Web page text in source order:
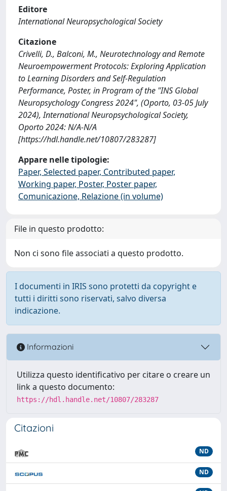
Editore
International Neuropsychological Society
Citazione
Crivelli, D., Balconi, M., Neurotechnology and Remote
Neuroempowerment Protocols: Exploring Application
to Learning Disorders and Self-Regulation
Performance, Poster, in Program of the "INS Global
Neuropsychology Congress 2024", (Oporto, 03-05 July
2024), International Neuropsychological Society,
Oporto 2024: N/A-N/A
[https://hdl.handle.net/10807/283287]
Appare nelle tipologie:
Paper, Selected paper, Contributed paper,
Working paper, Poster, Poster paper,
Comunicazione, Relazione (in volume)
File in questo prodotto:
Non ci sono file associati a questo prodotto.
I documenti in IRIS sono protetti da copyright e
tutti i diritti sono riservati, salvo diversa
indicazione.
Informazioni
Utilizza questo identificativo per citare o creare un
link a questo documento:
https://hdl.handle.net/10807/283287
Citazioni
ND
ND